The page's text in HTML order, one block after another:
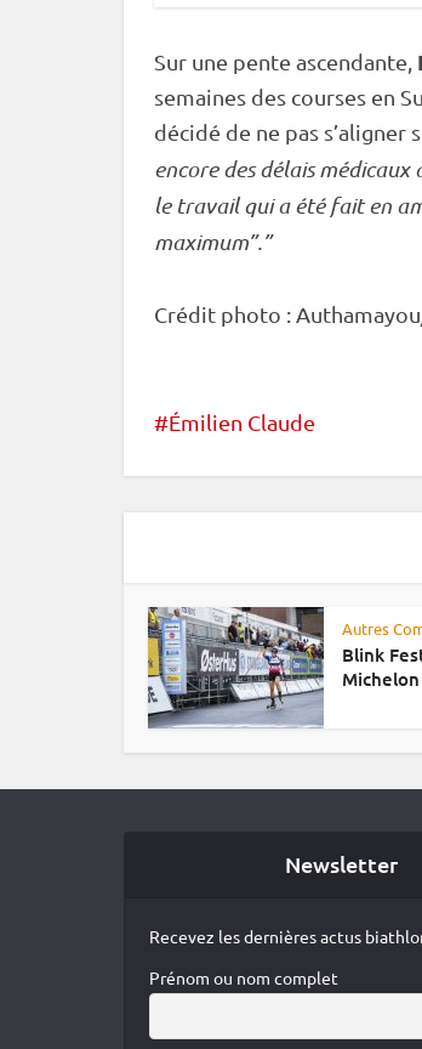
Sur une pente ascendante,
semaines des courses en
décidé de ne pas s’aligner
encore des délais
le travail qui a été fait en
maximum”.”
Crédit photo :
Émilien Claude
Autres
Blink
Newsletter
Recevez les dernières actus
Prénom ou nom complet